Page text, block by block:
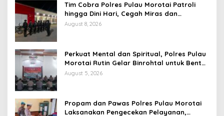
Tim Cobra Polres Pulau Morotai Patroli
hingga Dini Hari, Cegah Miras dan
Gangguan Kamtibmas
August 8, 2026
Perkuat Mental dan Spiritual, Polres Pulau
Morotai Rutin Gelar Binrohtal untuk Bentuk
Personel Berintegritas
August 5, 2026
Propam dan Pawas Polres Pulau Morotai
Laksanakan Pengecekan Pelayanan,